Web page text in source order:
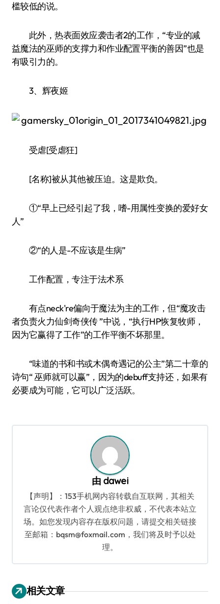
槛较低的说。
此外，热表面效应袭击者2的工作，“专业的减
益魔法的巫师的支撑力和作业配置平衡的善因”也是
有吸引力的。
3、辉夜姬
受虐[受虐狂]
[名称]被从其他被压迫。这是欺负。
①“早上已经引起了我，嗜-用属性变换的爱好女
人”
②“的人是-不应该是生病”
工作配置，专注于法术系
有点neck're偏向于魔法为主的工作，但“魔攻击
者负责火力仙剑奇侠传 ”中说，“执行HP恢复牧师，
因为它赢得了工作”的工作平衡不坏那里。
“味道的书和书或木偶奇遇记的公主”第二十章的
诗句“ 巫师就可以赢”，因为的debuff支持还，如果有
必要成为可能，它可以广泛活跃。
由 dawei
【声明】：153手机网内容转载自互联网，其相关
言论仅代表作者个人观点绝非权威，不代表本站立
场。如您发现内容存在版权问题，请提交相关链接
至邮箱：bqsm@foxmail.com，我们将及时予以处
理。
相关文章